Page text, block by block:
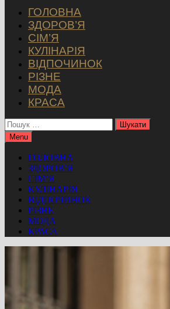
ГОЛОВНА
ЗДОРОВ’Я
СІМ’Я
КУЛІНАРІЯ
ВІДПОЧИНОК
РІЗНЕ
МОДА
КРАСА
Пошук:
Menu
ГОЛОВНА
ЗДОРОВ’Я
СІМ’Я
КУЛІНАРІЯ
ВІДПОЧИНОК
РІЗНЕ
МОДА
КРАСА